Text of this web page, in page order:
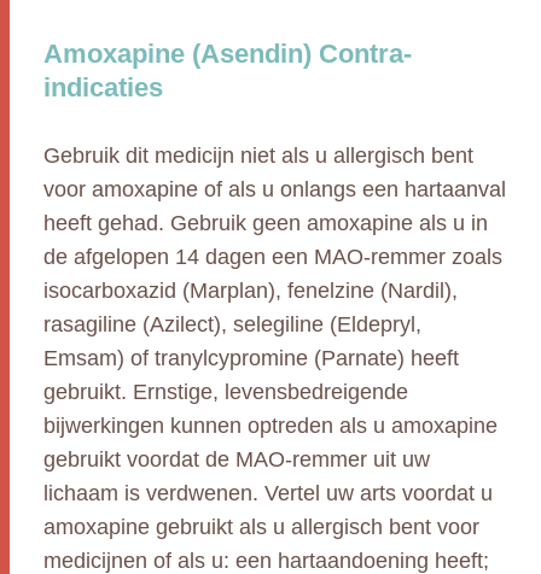
Amoxapine (Asendin) Contra-
indicaties
Gebruik dit medicijn niet als u allergisch bent
voor amoxapine of als u onlangs een hartaanval
heeft gehad. Gebruik geen amoxapine als u in
de afgelopen 14 dagen een MAO-remmer zoals
isocarboxazid (Marplan), fenelzine (Nardil),
rasagiline (Azilect), selegiline (Eldepryl,
Emsam) of tranylcypromine (Parnate) heeft
gebruikt. Ernstige, levensbedreigende
bijwerkingen kunnen optreden als u amoxapine
gebruikt voordat de MAO-remmer uit uw
lichaam is verdwenen. Vertel uw arts voordat u
amoxapine gebruikt als u allergisch bent voor
medicijnen of als u: een hartaandoening heeft;